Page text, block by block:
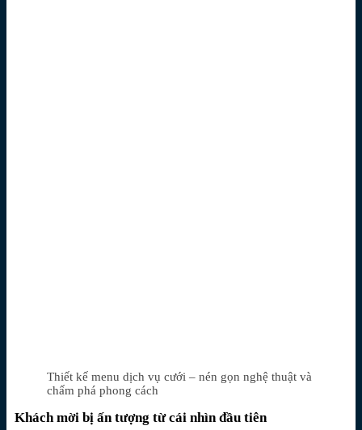
Thiết kế menu dịch vụ cưới – nén gọn nghệ thuật và
chấm phá phong cách
Khách mời bị ấn tượng từ cái nhìn đầu tiên